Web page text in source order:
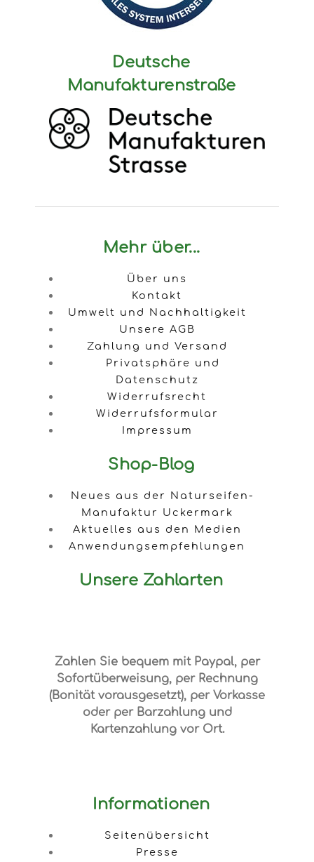
Deutsche
Manufakturenstraße
Mehr über...
Über uns
Kontakt
Umwelt und Nachhaltigkeit
Unsere AGB
Zahlung und Versand
Privatsphäre und
Datenschutz
Widerrufsrecht
Widerrufsformular
Impressum
Shop-Blog
Neues aus der Naturseifen-
Manufaktur Uckermark
Aktuelles aus den Medien
Anwendungsempfehlungen
Unsere Zahlarten
Zahlen Sie bequem mit Paypal, per
Sofortüberweisung, per Rechnung
(Bonität vorausgesetzt), per Vorkasse
oder per Barzahlung und
Kartenzahlung vor Ort.
Informationen
Seitenübersicht
Presse